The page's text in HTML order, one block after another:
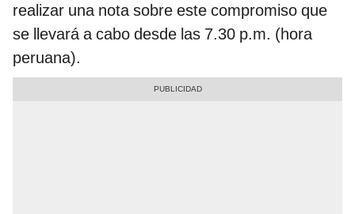
realizar una nota sobre este compromiso que
se llevará a cabo desde las 7.30 p.m. (hora
peruana).